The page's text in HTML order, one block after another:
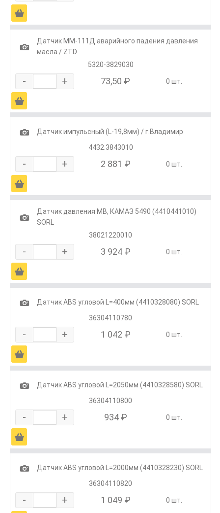
Ä
1
Датчик ММ-111Д аварийного падения давления
масла / ZTD
5320-3829030
- + 73,50 ₽ 0 шт.
Ä
1
Датчик импульсный (L-19,8мм) / г.Владимир
4432.3843010
- + 2 881 ₽ 0 шт.
Ä
1
Датчик давления MB, КАМАЗ 5490 (4410441010)
SORL
38021220010
- + 3 924 ₽ 0 шт.
Ä
1
Датчик ABS угловой L=400мм (4410328080) SORL
36304110780
- + 1 042 ₽ 0 шт.
Ä
1
Датчик ABS угловой L=2050мм (4410328580) SORL
36304110800
- + 934 ₽ 0 шт.
Ä
1
Датчик ABS угловой L=2000мм (4410328230) SORL
36304110820
- + 1 049 ₽ 0 шт.